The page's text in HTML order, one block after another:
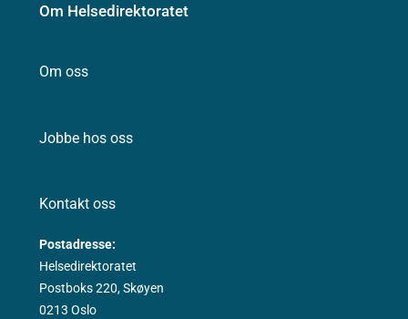
Om Helsedirektoratet
Om oss
Jobbe hos oss
Kontakt oss
Postadresse:
Helsedirektoratet
Postboks 220, Skøyen
0213 Oslo